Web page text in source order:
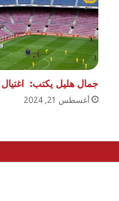
جمال هليل يكتب:
أغسطس 21, 2024